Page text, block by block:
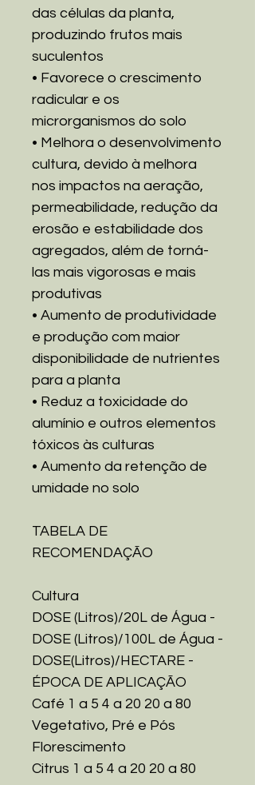
das células da planta,
produzindo frutos mais
suculentos
• Favorece o crescimento
radicular e os
microrganismos do solo
• Melhora o desenvolvimento
cultura, devido à melhora
nos impactos na aeração,
permeabilidade, redução da
erosão e estabilidade dos
agregados, além de torná-
las mais vigorosas e mais
produtivas
• Aumento de produtividade
e produção com maior
disponibilidade de nutrientes
para a planta
• Reduz a toxicidade do
alumínio e outros elementos
tóxicos às culturas
• Aumento da retenção de
umidade no solo
TABELA DE
RECOMENDAÇÃO
Cultura
DOSE (Litros)/20L de Água -
DOSE (Litros)/100L de Água -
DOSE(Litros)/HECTARE -
ÉPOCA DE APLICAÇÃO
Café 1 a 5 4 a 20 20 a 80
Vegetativo, Pré e Pós
Florescimento
Citrus 1 a 5 4 a 20 20 a 80